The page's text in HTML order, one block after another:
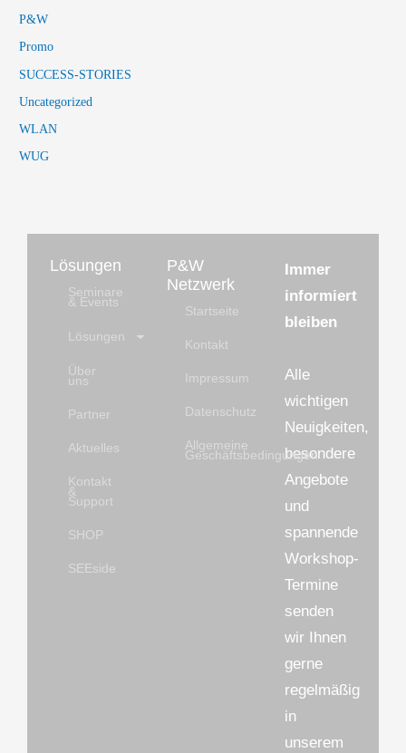
P&W
Promo
SUCCESS-STORIES
Uncategorized
WLAN
WUG
Lösungen
Seminare
& Events
Lösungen
Über
uns
Partner
Aktuelles
Kontakt
&
Support
SHOP
SEEside
P&W
Netzwerk
Startseite
Kontakt
Impressum
Datenschutz
Allgemeine
Geschäftsbedingungen
Immer
informiert
bleiben
Alle
wichtigen
Neuigkeiten,
besondere
Angebote
und
spannende
Workshop-
Termine
senden
wir Ihnen
gerne
regelmäßig
in
unserem